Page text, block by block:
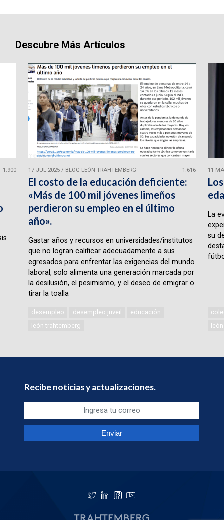
Descubre Más Artículos
1.900 17 JUL 2025/ BLOG LEÓN TRAHTEMBERG 1.616
El costo de la educación deficiente:
«Más de 100 mil jóvenes limeños
perdieron su empleo en el último
año».
Gastar años y recursos en universidades/institutos
que no logran calificar adecuadamente a sus
egresados para enfrentar las exigencias del mundo
laboral, solo alimenta una generación marcada por
la desilusión, el pesimismo, y el deseo de emigrar o
tirar la toalla
desempleo desempleo juveil
educación
león trahtemberg
11
La
su
Recibe noticias y actualizaciones.